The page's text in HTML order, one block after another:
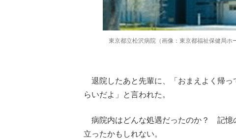
東京都立松沢病院（画像：東京都福祉保健局ホ
退院したあと先輩に、「おまえよく帰っ
らいだよ」と言われた。
病院内はどんな処遇だったのか？ 記憶
立ったかもしれない。